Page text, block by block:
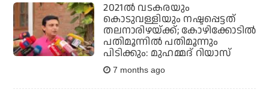
2021ൽ വടകരയും
കൊടുവള്ളിയും നഷ്ടപ്പെട്ടത്
തലനാരിഴയ്ക്ക്; കോഴിക്കോടിൽ
പതിമൂന്നിൽ പതിമൂന്നും
പിടിക്കും: മുഹമ്മദ് റിയാസ്
7 months ago